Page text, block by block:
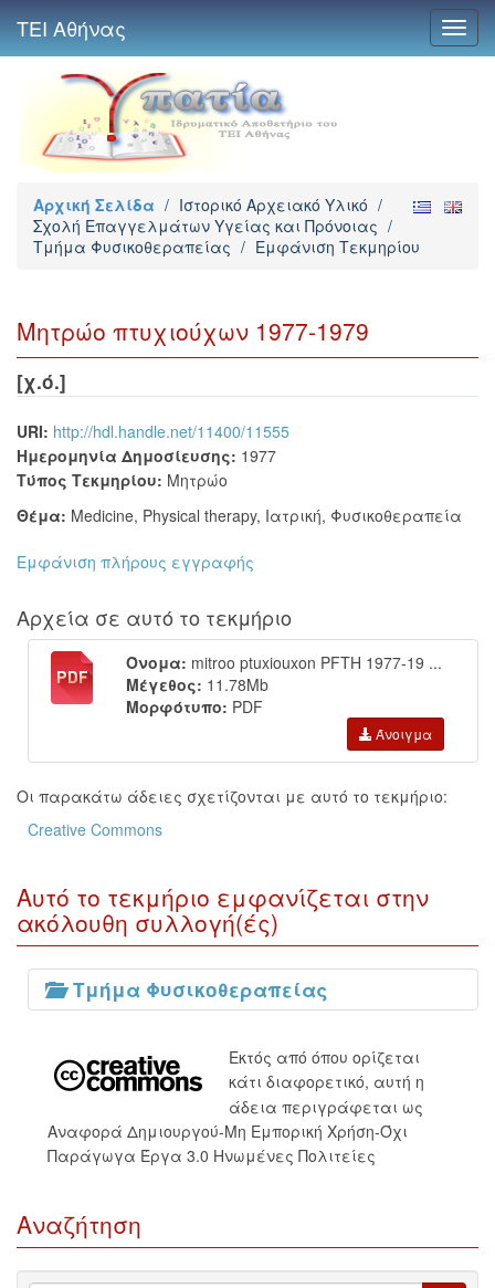
ΤΕΙ Αθήνας
Αρχική Σελίδα / Ιστορικό Αρχειακό Υλικό /
Σχολή Επαγγελμάτων Υγείας και Πρόνοιας /
Τμήμα Φυσικοθεραπείας / Εμφάνιση Τεκμηρίου
Μητρώο πτυχιούχων 1977-1979
[χ.ό.]
URI: http://hdl.handle.net/11400/11555
Ημερομηνία Δημοσίευσης: 1977
Τύπος Τεκμηρίου: Μητρώο
Θέμα: Medicine, Physical therapy, Ιατρική, Φυσικοθεραπεία
Εμφάνιση πλήρους εγγραφής
Αρχεία σε αυτό το τεκμήριο
Όνομα: mitroo ptuxiouxon PFTH 1977-19 ...
Μέγεθος: 11.78Mb
Μορφότυπο: PDF
Άνοιγμα
Οι παρακάτω άδειες σχετίζονται με αυτό το τεκμήριο:
Creative Commons
Αυτό το τεκμήριο εμφανίζεται στην
ακόλουθη συλλογή(ές)
Τμήμα Φυσικοθεραπείας
Εκτός από όπου ορίζεται
κάτι διαφορετικό, αυτή η
άδεια περιγράφεται ως
Αναφορά Δημιουργού-Μη Εμπορική Χρήση-Όχι
Παράγωγα Έργα 3.0 Ηνωμένες Πολιτείες
Αναζήτηση